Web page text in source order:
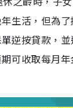
生活，但為
逆按貸款，
可收取每月